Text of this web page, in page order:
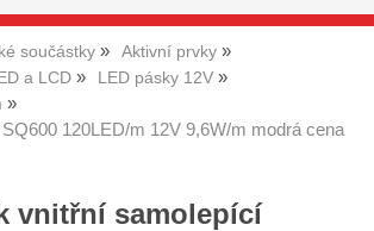
součástky
Aktivní prvky
a LCD
LED pásky 12V
SQ600 120LED/m 12V 9,6W/m modrá cena
vnitřní samolepící